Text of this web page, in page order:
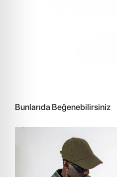
Bunlarıda Beğenebilirsiniz